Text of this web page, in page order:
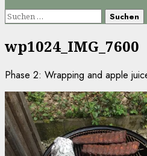
Suchen
wp1024_IMG_7600
Phase 2: Wrapping and apple